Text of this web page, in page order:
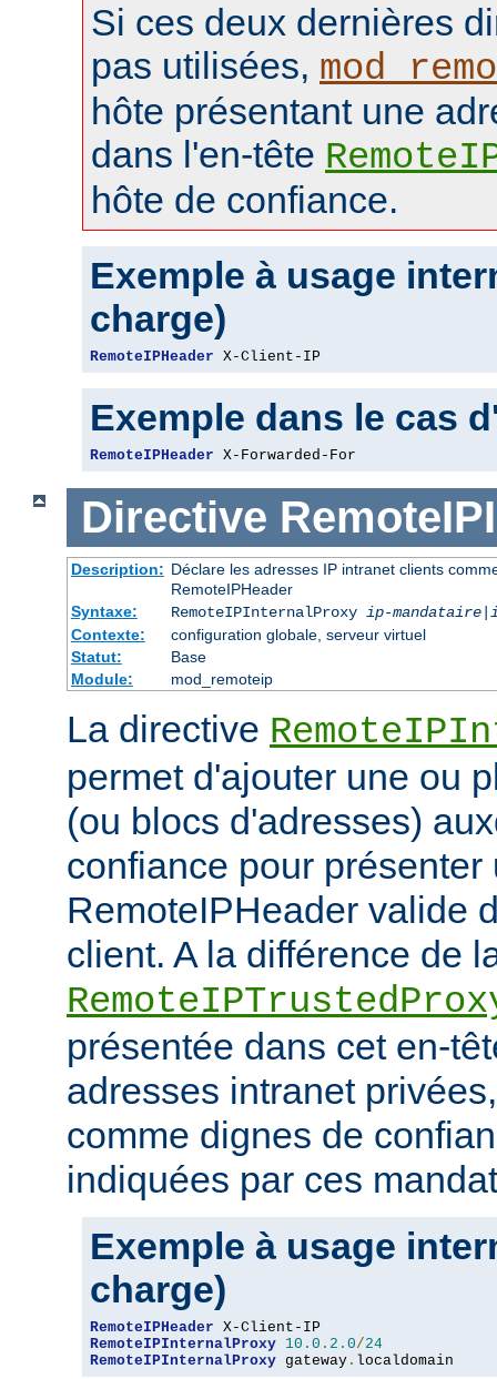
Si ces deux dernières
pas utilisées,
hôte présentant une
dans l'en-tête
hôte de confiance.
Exemple à usage
charge)
RemoteIPHeader X-Client-IP
Exemple dans le cas
RemoteIPHeader X-Forwarded-For
Directive
Description: Déclare les adresses IP intranet clients
RemoteIPHeader
Syntaxe:
RemoteIPInternalProxy ip-mandataire|
Contexte:
configuration globale, serveur virtuel
Statut:
Base
Module:
mod_remoteip
La directive
permet d'ajouter une ou
(ou blocs d'adresses)
confiance pour présenter
RemoteIPHeader valide
client. A la différence de
présentée dans cet en-
adresses intranet
comme dignes de
indiquées par ces
Exemple à usage
charge)
RemoteIPHeader
RemoteIPInternalProxy 10.0 . 2.0/24
RemoteIPInternalProxy gateway . localdomain